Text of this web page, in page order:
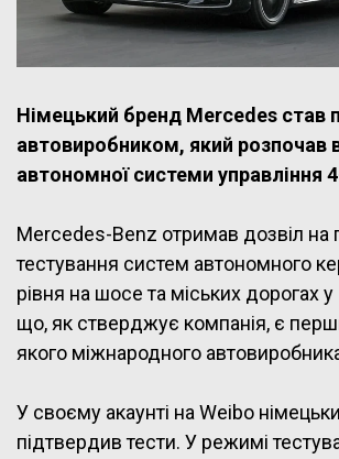
Німецький бренд Mercedes став
автовиробником, який розпочав
автономної системи управління
Mercedes-Benz отримав дозвіл на
тестування систем автономного
рівня на шосе та міських дорогах у
що, як стверджує компанія, є
якого міжнародного
У своєму акаунті на Weibo
підтвердив тести. У режимі